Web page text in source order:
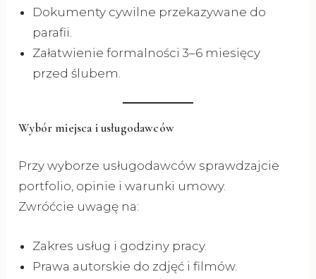
Dokumenty cywilne przekazywane do
parafii.
Załatwienie formalności 3–6 miesięcy
przed ślubem.
Wybór miejsca i usługodawców
Przy wyborze usługodawców sprawdzajcie
portfolio, opinie i warunki umowy.
Zwróćcie uwagę na:
Zakres usług i godziny pracy.
Prawa autorskie do zdjęć i filmów.